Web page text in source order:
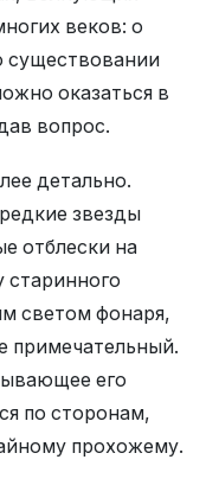
веков: о
существовании
оказаться в
вопрос.
детально.
звезды
отблески на
старинного
светом фонаря,
примечательный.
его
по сторонам,
прохожему.